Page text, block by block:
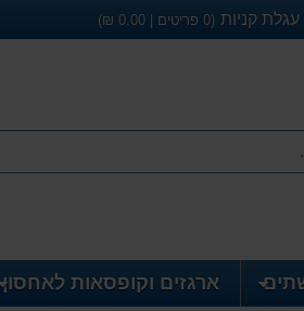
עגלת קניות (
0פריטים | 0.00
₪)
ארגזים וקופסאות לאחסון